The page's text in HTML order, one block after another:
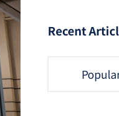
Recent